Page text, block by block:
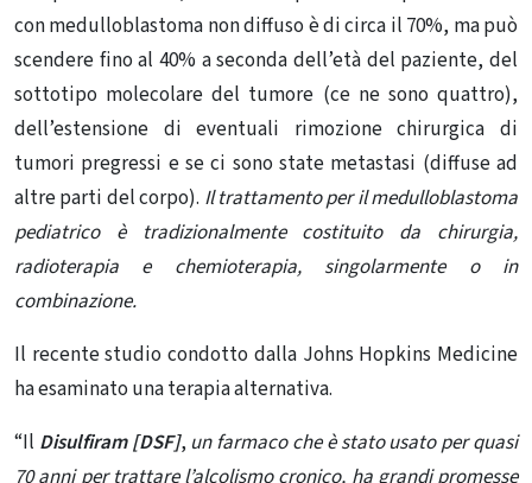
con medulloblastoma non diffuso è di circa il 70%, ma può
scendere fino al 40% a seconda dell’età del paziente, del
sottotipo molecolare del tumore (ce ne sono quattro),
dell’estensione di eventuali rimozione chirurgica di
tumori pregressi e se ci sono state metastasi (diffuse ad
altre parti del corpo). Il trattamento per il medulloblastoma
pediatrico è tradizionalmente costituito da chirurgia,
radioterapia e chemioterapia, singolarmente o in
combinazione.
Il recente studio condotto dalla Johns Hopkins Medicine
ha esaminato una terapia alternativa.
“Il Disulfiram [DSF], un farmaco che è stato usato per quasi
70 anni per trattare l’alcolismo cronico, ha grandi promesse